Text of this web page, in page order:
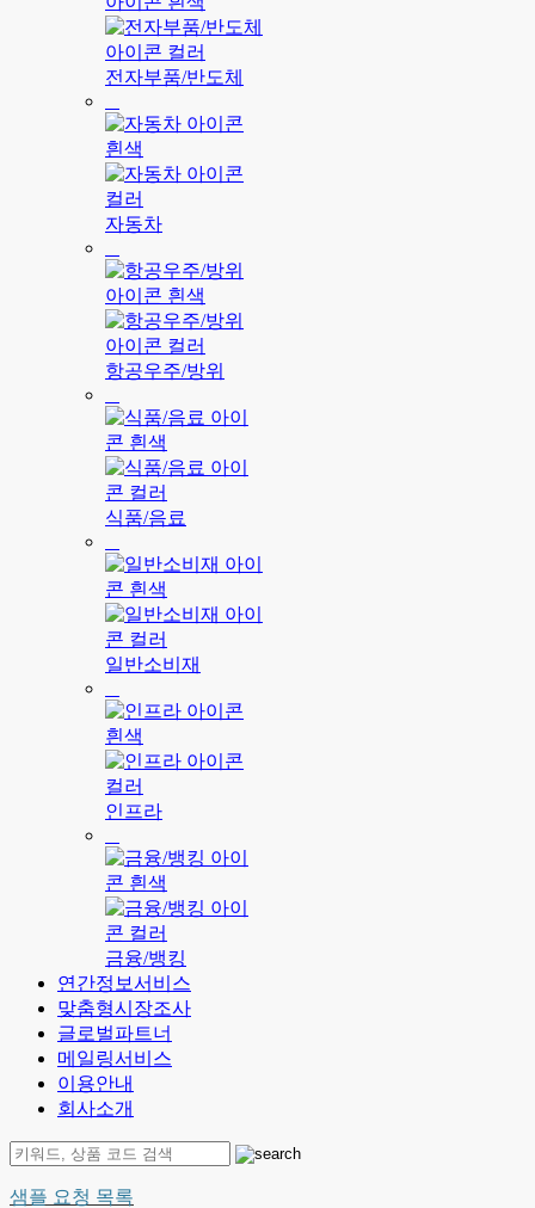
전자부품/반도체
자동차
항공우주/방위
식품/음료
일반소비재
인프라
금융/뱅킹
연간정보서비스
맞춤형시장조사
글로벌파트너
메일링서비스
이용안내
회사소개
샘플 요청 목록